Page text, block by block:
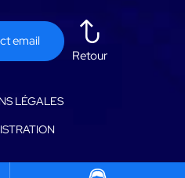
email
Retour
LÉGALES